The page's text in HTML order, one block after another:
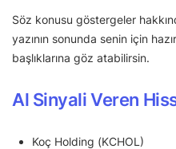
Söz konusu göstergeler
yazının sonunda senin için
başlıklarına göz atabilirsin.
Al Sinyali Veren
Koç Holding (KCHOL)